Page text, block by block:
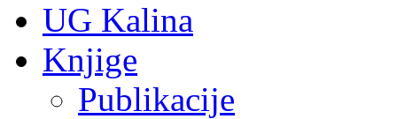
UG Kalina
Knjige
Publikacije